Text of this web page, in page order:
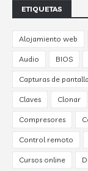
ETIQUETAS
Alojamiento web
Audio BIOS
Capturas de pantalla
Claves Clonar
Compresores
Control remoto
Cursos online